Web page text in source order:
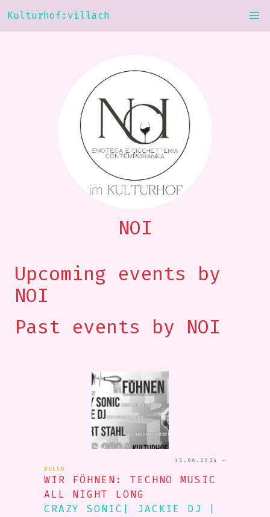
Kulturhof:villach
NOI
Upcoming events by
NOI
Past events by NOI
15.06.2024 -
#CLUB
WIR FÖHNEN: TECHNO MUSIC
ALL NIGHT LONG
CRAZY SONIC| JACKIE DJ |